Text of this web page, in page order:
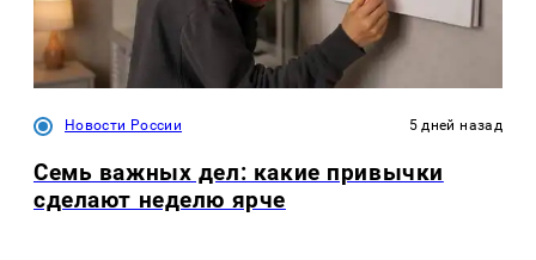
Новости России 5 дней назад
Семь важных дел: какие привычки
сделают неделю ярче